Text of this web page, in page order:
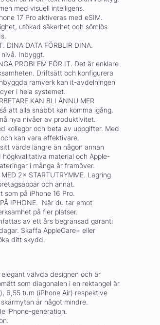
med visuell intelligens.
17 Pro aktiveras med eSIM.
utökad säkerhet och sömlös
DINA DATA FÖRBLIR DINA.
Inbyggt.
PROBLEM FÖR IT. Det är enklare
Driftsätt och konfigurera
ramverk kan it-avdelningen
i hela systemet.
KAN BLI ÄNNU MER
att alla snabbt kan komma igång.
nya nivåer av produktivitet.
kollegor och beta av uppgifter. Med
kan vara effektivare.
värde längre än någon annan
material och Apple-
i många år framöver.
2× STARTUTRYMME. Lagring
och annat.
på iPhone 16 Pro.
PÅ IPHONE. När du tar emot
på fler platser.
av ett års begränsad garanti
Skaffa AppleCare+ eller
ditt skydd.
välvda designen och är
som diagonalen i en rektangel är
6,55 tum (iPhone Air) respektive
är något mindre.
iPhone-generation.